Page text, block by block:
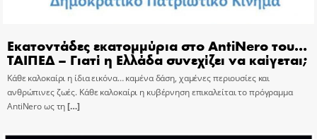
Εκατοντάδες εκατομμύρια στο AntiNero του…
ΤΑΙΠΕΔ – Γιατί η Ελλάδα συνεχίζει να καίγεται;
Κάθε καλοκαίρι η ίδια εικόνα… καμένα δάση, χαμένες περιουσίες και
ανθρώπινες ζωές. Κάθε καλοκαίρι η κυβέρνηση επικαλείται το πρόγραμμα
AntiNero ως τη[…]